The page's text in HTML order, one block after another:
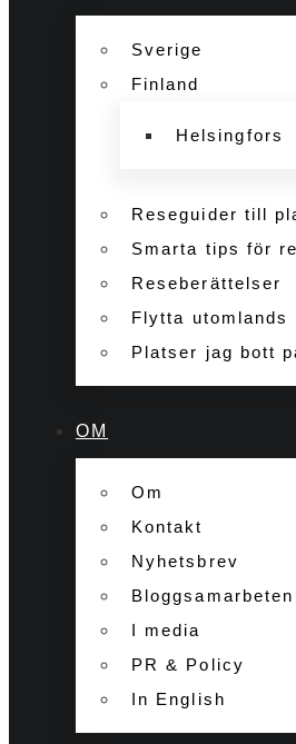
Sverige
Finland
Helsingfors
Reseguider till
Smarta tips för
Reseberättelser
Flytta utomlands
Platser jag bott
OM
Om
Kontakt
Nyhetsbrev
Bloggsamarbeten
I media
PR & Policy
In English